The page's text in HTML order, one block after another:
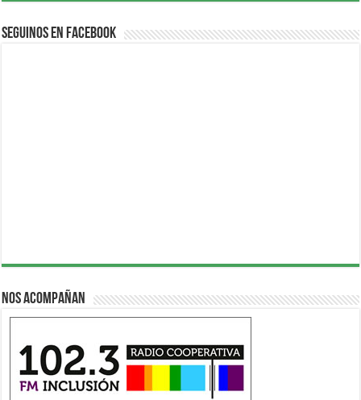
Seguinos en Facebook
Nos acompañan